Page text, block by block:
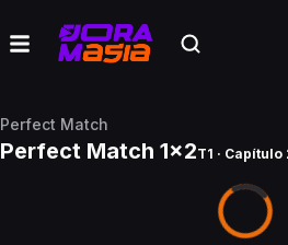
Perfect Match
Perfect Match 1x2T1 · Capítulo